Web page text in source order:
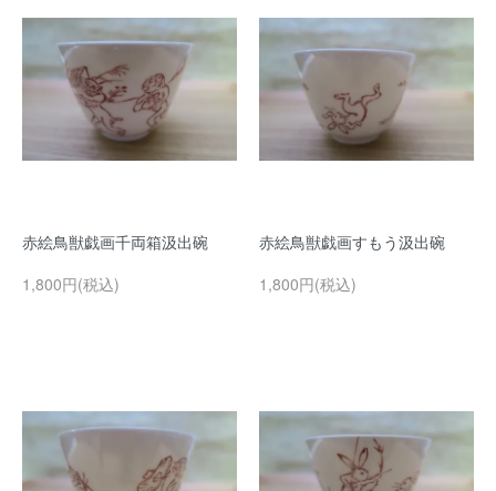
赤絵鳥獣戯画千両箱汲出碗
1,800円(税込)
赤絵鳥獣戯画すもう汲出碗
1,800円(税込)